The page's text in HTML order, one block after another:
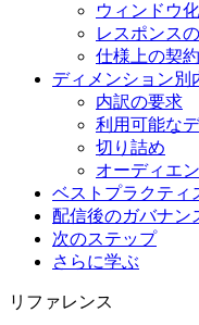
ウィンドウ
レスポンス
仕様上の契約
ディメンション別
内訳の要求
利用可能な
切り詰め
オーディエ
ベストプラクティ
配信後のガバナン
次のステップ
さらに学ぶ
リファレンス